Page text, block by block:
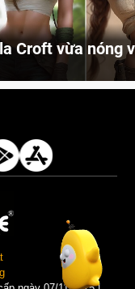
nét vẽ của
Cùng đến với những hình ảnh Lala Croft của Tomb Raider dưới nét vẽ của AI. Một cô nàng xinh đẹp, nóng bỏng nhưng cũng rắn rỏi và mạnh mẽ.